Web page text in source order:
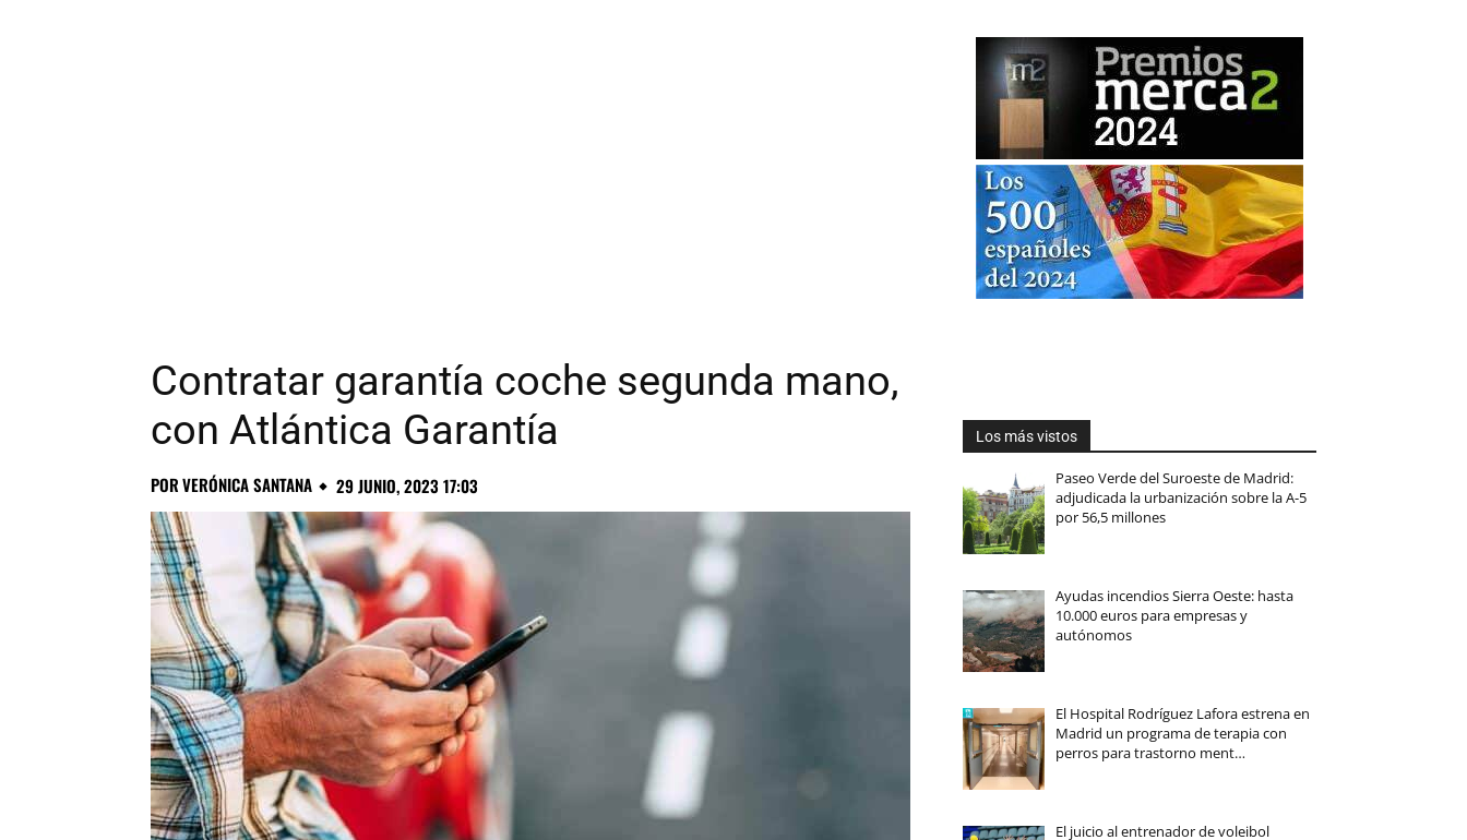
Contratar garantía coche segunda mano,
con Atlántica Garantía
PORVERÓNICA SANTANA 29 JUNIO, 2023 17:03
Los más vistos
Paseo Verde del Suroeste de Madrid:
adjudicada la urbanización sobre la A-5
por 56,5 millones
Ayudas incendios Sierra Oeste: hasta
10.000 euros para empresas y
autónomos
El Hospital Rodríguez Lafora estrena en
Madrid un programa de terapia con
perros para trastorno ment…
El juicio al entrenador de voleibol